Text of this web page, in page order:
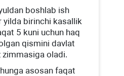
boshlab ish
yilda birinchi kasallik
5 kuni uchun haq
qismini davlat
zimmasiga oladi.
asosan faqat